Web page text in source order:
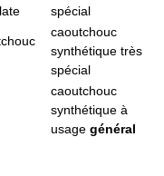
spécial
caoutchouc
synthétique très
spécial
caoutchouc
synthétique à
usage général